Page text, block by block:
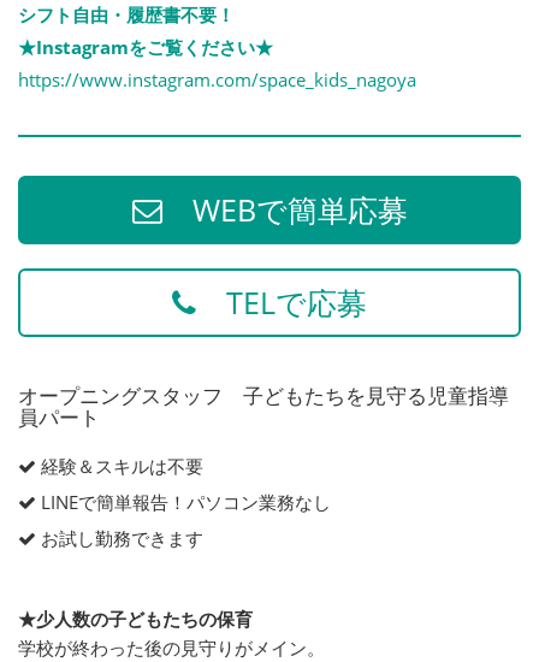
シフト自由・履歴書不要！
★Instagramをご覧ください★
https://www.instagram.com/space_kids_nagoya
WEBで簡単応募
TELで応募
オープニングスタッフ 子どもたちを見守る児童指導
員パート
経験＆スキルは不要
LINEで簡単報告！パソコン業務なし
お試し勤務できます
★少人数の子どもたちの保育
学校が終わった後の見守りがメイン。